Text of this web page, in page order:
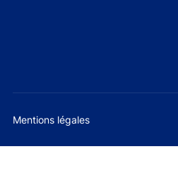
Mentions légales